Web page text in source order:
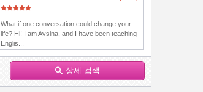
What if one conversation could change your
life? Hi! I am Avsina, and I have been teaching
Englis...
상세 검색